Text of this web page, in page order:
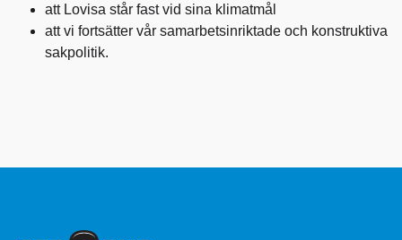
att Lovisa står fast vid sina klimatmål
att vi fortsätter vår samarbetsinriktade och konstruktiva
sakpolitik.